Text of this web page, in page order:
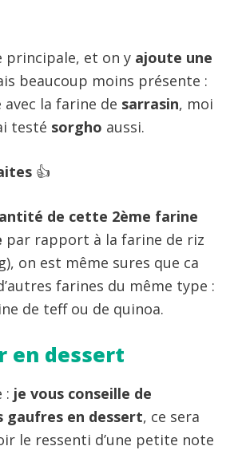
principale, et on y ajoute une
beaucoup moins présente :
la farine de sarrasin, moi
testé sorgho aussi.
👍
de cette 2ème farine
par rapport à la farine de riz
on est même sures que ca
farines du même type :
de teff ou de quinoa.
en dessert
: je vous conseille de
gaufres en dessert, ce sera
le ressenti d’une petite note